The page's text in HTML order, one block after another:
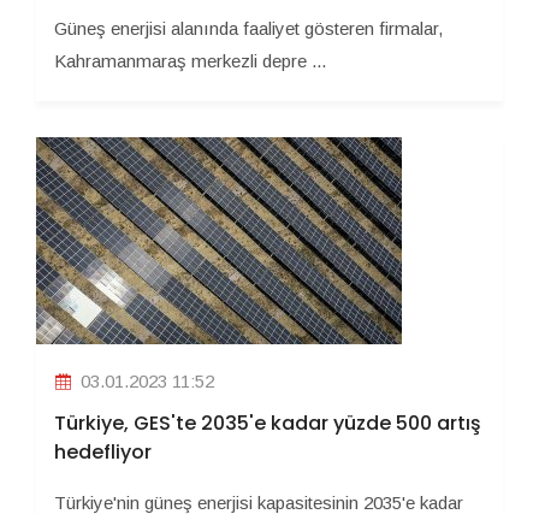
Güneş enerjisi alanında faaliyet gösteren firmalar,
Kahramanmaraş merkezli depre ...
03.01.2023 11:52
Türkiye, GES'te 2035'e kadar yüzde 500 artış
hedefliyor
Türkiye'nin güneş enerjisi kapasitesinin 2035'e kadar